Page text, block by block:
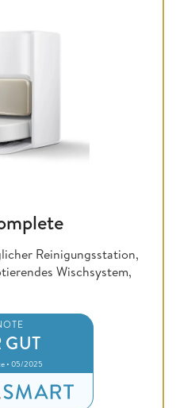
Reinigungsstation,
Wischsystem,
GUT
• 05/2025